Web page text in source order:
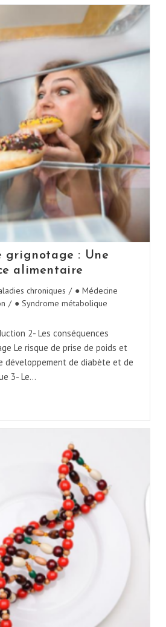
grignotage : Une
alimentaire
chroniques / ● Médecine
/ ● Syndrome métabolique
2- Les conséquences
Le risque de prise de poids et
développement de diabète et de
3- Le…